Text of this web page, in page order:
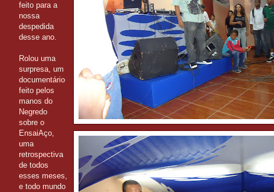
feito para a
nossa
despedida
desse ano.
Rolou uma
surpresa, um
documentário
feito pelos
manos do
Negredo
sobre o
EnsaiAço,
uma
retrospectiva
de todos
esses meses,
e todo mundo